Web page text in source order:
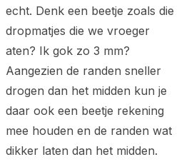
echt. Denk een beetje zoals die
dropmatjes die we vroeger
aten? Ik gok zo 3 mm?
Aangezien de randen sneller
drogen dan het midden kun je
daar ook een beetje rekening
mee houden en de randen wat
dikker laten dan het midden.